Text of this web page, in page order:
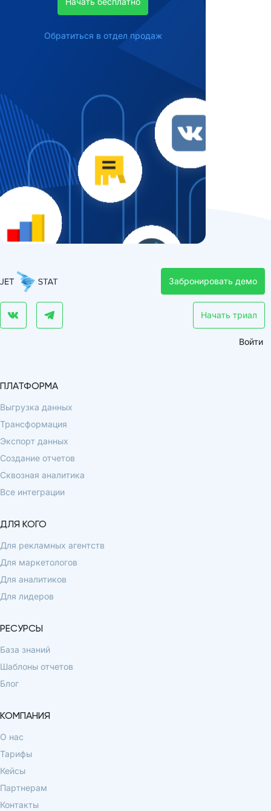
Обратиться в отдел продаж
Забронировать демо
Начать триал
Войти
ПЛАТФОРМА
Выгрузка данных
Трансформация
Экспорт данных
Создание отчетов
Сквозная аналитика
Все интеграции
ДЛЯ КОГО
Для рекламных агентств
Для маркетологов
Для аналитиков
Для лидеров
РЕСУРСЫ
База знаний
Шаблоны отчетов
Блог
КОМПАНИЯ
О нас
Тарифы
Кейсы
Партнерам
Контакты